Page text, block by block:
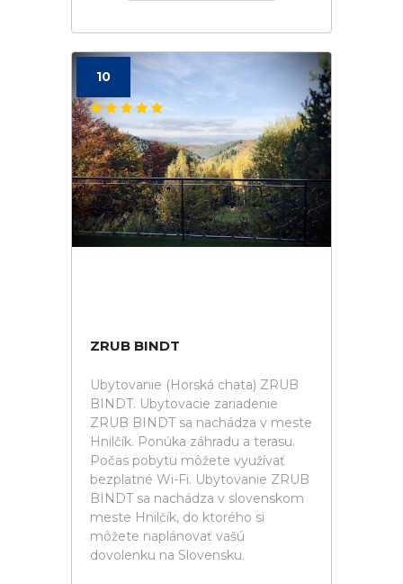
10
ZRUB BINDT
Ubytovanie (Horská chata) ZRUB
BINDT. Ubytovacie zariadenie
ZRUB BINDT sa nachádza v meste
Hnilčík. Ponúka záhradu a terasu.
Počas pobytu môžete využívať
bezplatné Wi-Fi. Ubytovanie ZRUB
BINDT sa nachádza v slovenskom
meste Hnilčík, do ktorého si
môžete naplánovať vašú
dovolenku na Slovensku.